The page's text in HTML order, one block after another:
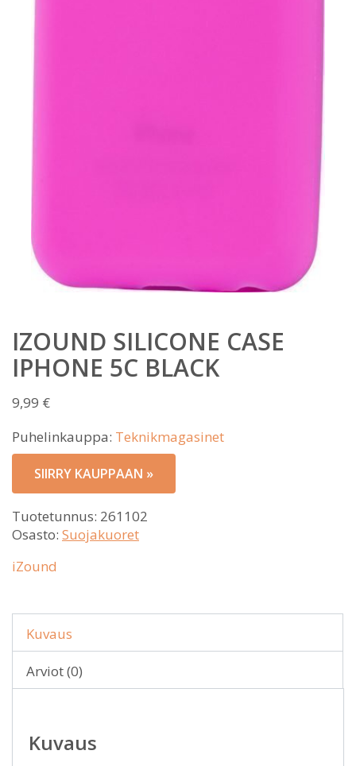
IZOUND SILICONE CASE
IPHONE 5C BLACK
9,99 €
Puhelinkauppa: Teknikmagasinet
SIIRRY KAUPPAAN »
Tuotetunnus: 261102
Osasto: Suojakuoret
iZound
Kuvaus
Arviot (0)
Kuvaus